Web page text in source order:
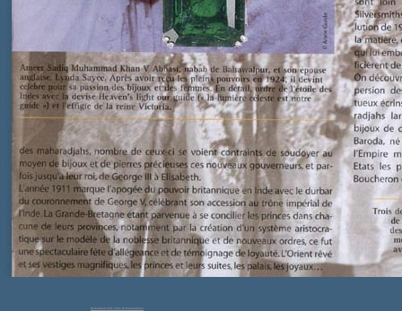
Hyderabad und seine Schatzkammer